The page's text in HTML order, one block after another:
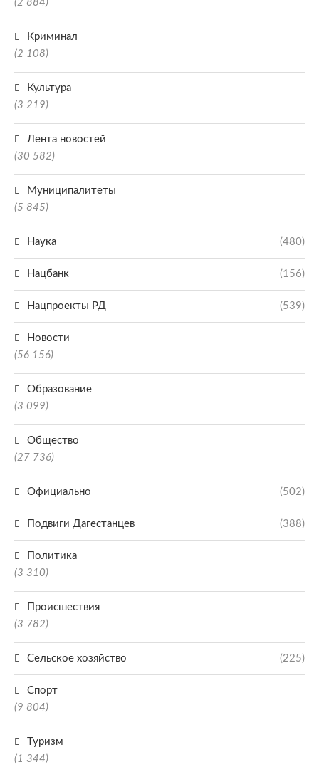
(2 884)
Криминал
(2 108)
Культура
(3 219)
Лента новостей
(30 582)
Муниципалитеты
(5 845)
Наука (480)
Нацбанк (156)
Нацпроекты РД (539)
Новости
(56 156)
Образование
(3 099)
Общество
(27 736)
Официально (502)
Подвиги Дагестанцев (388)
Политика
(3 310)
Происшествия
(3 782)
Сельское хозяйство (225)
Спорт
(9 804)
Туризм
(1 344)